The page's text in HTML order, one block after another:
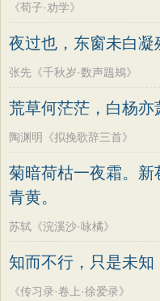
《荀子·劝学》
夜过也，东窗未白凝
张先《千秋岁·数声鶗鴂》
荒草何茫茫，白杨亦
陶渊明《拟挽歌辞三首》
菊暗荷枯一夜霜。新
青黄。
苏轼《浣溪沙·咏橘》
知而不行，只是未知
《传习录·卷上·徐爱录》